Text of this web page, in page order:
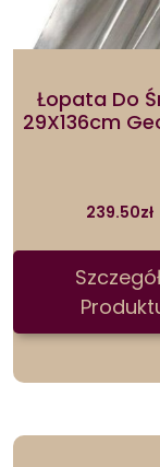
Łopata Do
29X136cm
239.50zł